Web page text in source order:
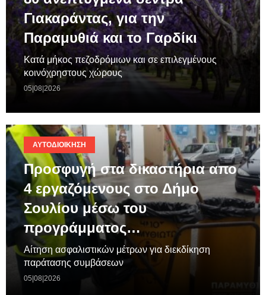
Γιακαράντας, για την
Παραμυθιά και το Γαρδίκι
Κατά μήκος πεζοδρόμιων και σε επιλεγμένους
κοινόχρηστους χώρους
05|08|2026
ΑΥΤΟΔΙΟΊΚΗΣΗ
Προσφυγή στα δικαστήρια απο
4 εργαζόμενους στο Δήμο
Σουλίου μέσω του
προγράμματος…
Aίτηση ασφαλιστικών μέτρων για διεκδίκηση
παράτασης συμβάσεων
05|08|2026